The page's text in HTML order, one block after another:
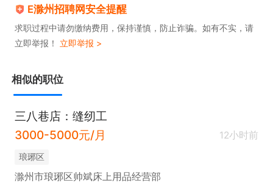
E滁州招聘网安全提醒
求职过程中请勿缴纳费用，保持谨慎，防止诈骗。如有不实，请
立即举报！ 立即举报 >
相似的职位
三八巷店：缝纫工
3000-5000元/月
12小时前
琅琊区
滁州市琅琊区帅斌床上用品经营部